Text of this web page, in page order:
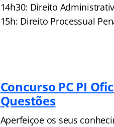
14h30: Direito
15h: Direito Processual
Concurso PC PI
Questões
Aperfeiçoe os seus